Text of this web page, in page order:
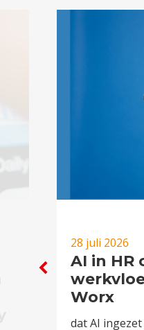
28 juli 2026
AI in HR
Worx
dat AI